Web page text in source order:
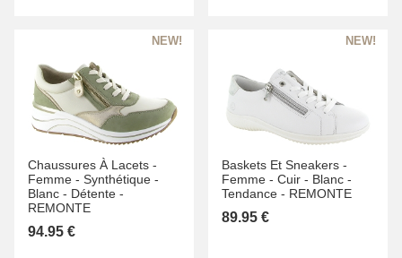
Chaussures À Lacets -
Femme - Synthétique -
Blanc - Détente -
REMONTE
94.95 €
Baskets Et Sneakers -
Femme - Cuir - Blanc -
Tendance - REMONTE
89.95 €